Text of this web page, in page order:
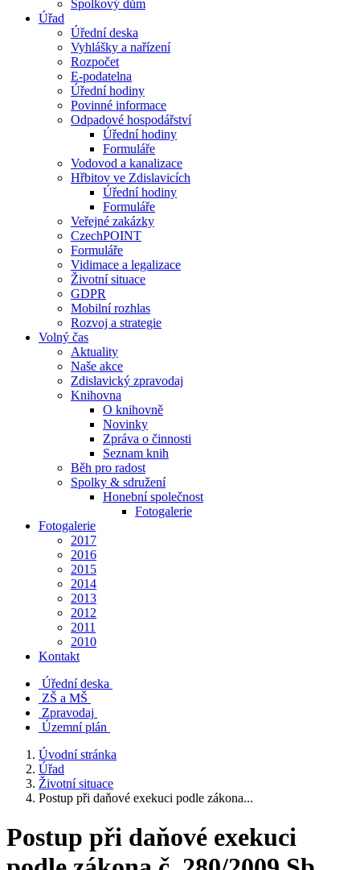
Spolkový dům
Úřad
Úřední deska
Vyhlášky a nařízení
Rozpočet
E-podatelna
Úřední hodiny
Povinné informace
Odpadové hospodářství
Úřední hodiny
Formuláře
Vodovod a kanalizace
Hřbitov ve Zdislavicích
Úřední hodiny
Formuláře
Veřejné zakázky
CzechPOINT
Formuláře
Vidimace a legalizace
Životní situace
GDPR
Mobilní rozhlas
Rozvoj a strategie
Volný čas
Aktuality
Naše akce
Zdislavický zpravodaj
Knihovna
O knihovně
Novinky
Zpráva o činnosti
Seznam knih
Běh pro radost
Spolky & sdružení
Honební společnost
Fotogalerie
Fotogalerie
2017
2016
2015
2014
2013
2012
2011
2010
Kontakt
Úřední deska
ZŠ a MŠ
Zpravodaj
Územní plán
Úvodní stránka
Úřad
Životní situace
Postup při daňové exekuci podle zákona...
Postup při daňové exekuci